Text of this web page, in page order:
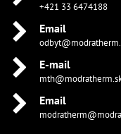
+421 33 6474188
Email
E-mail
Email